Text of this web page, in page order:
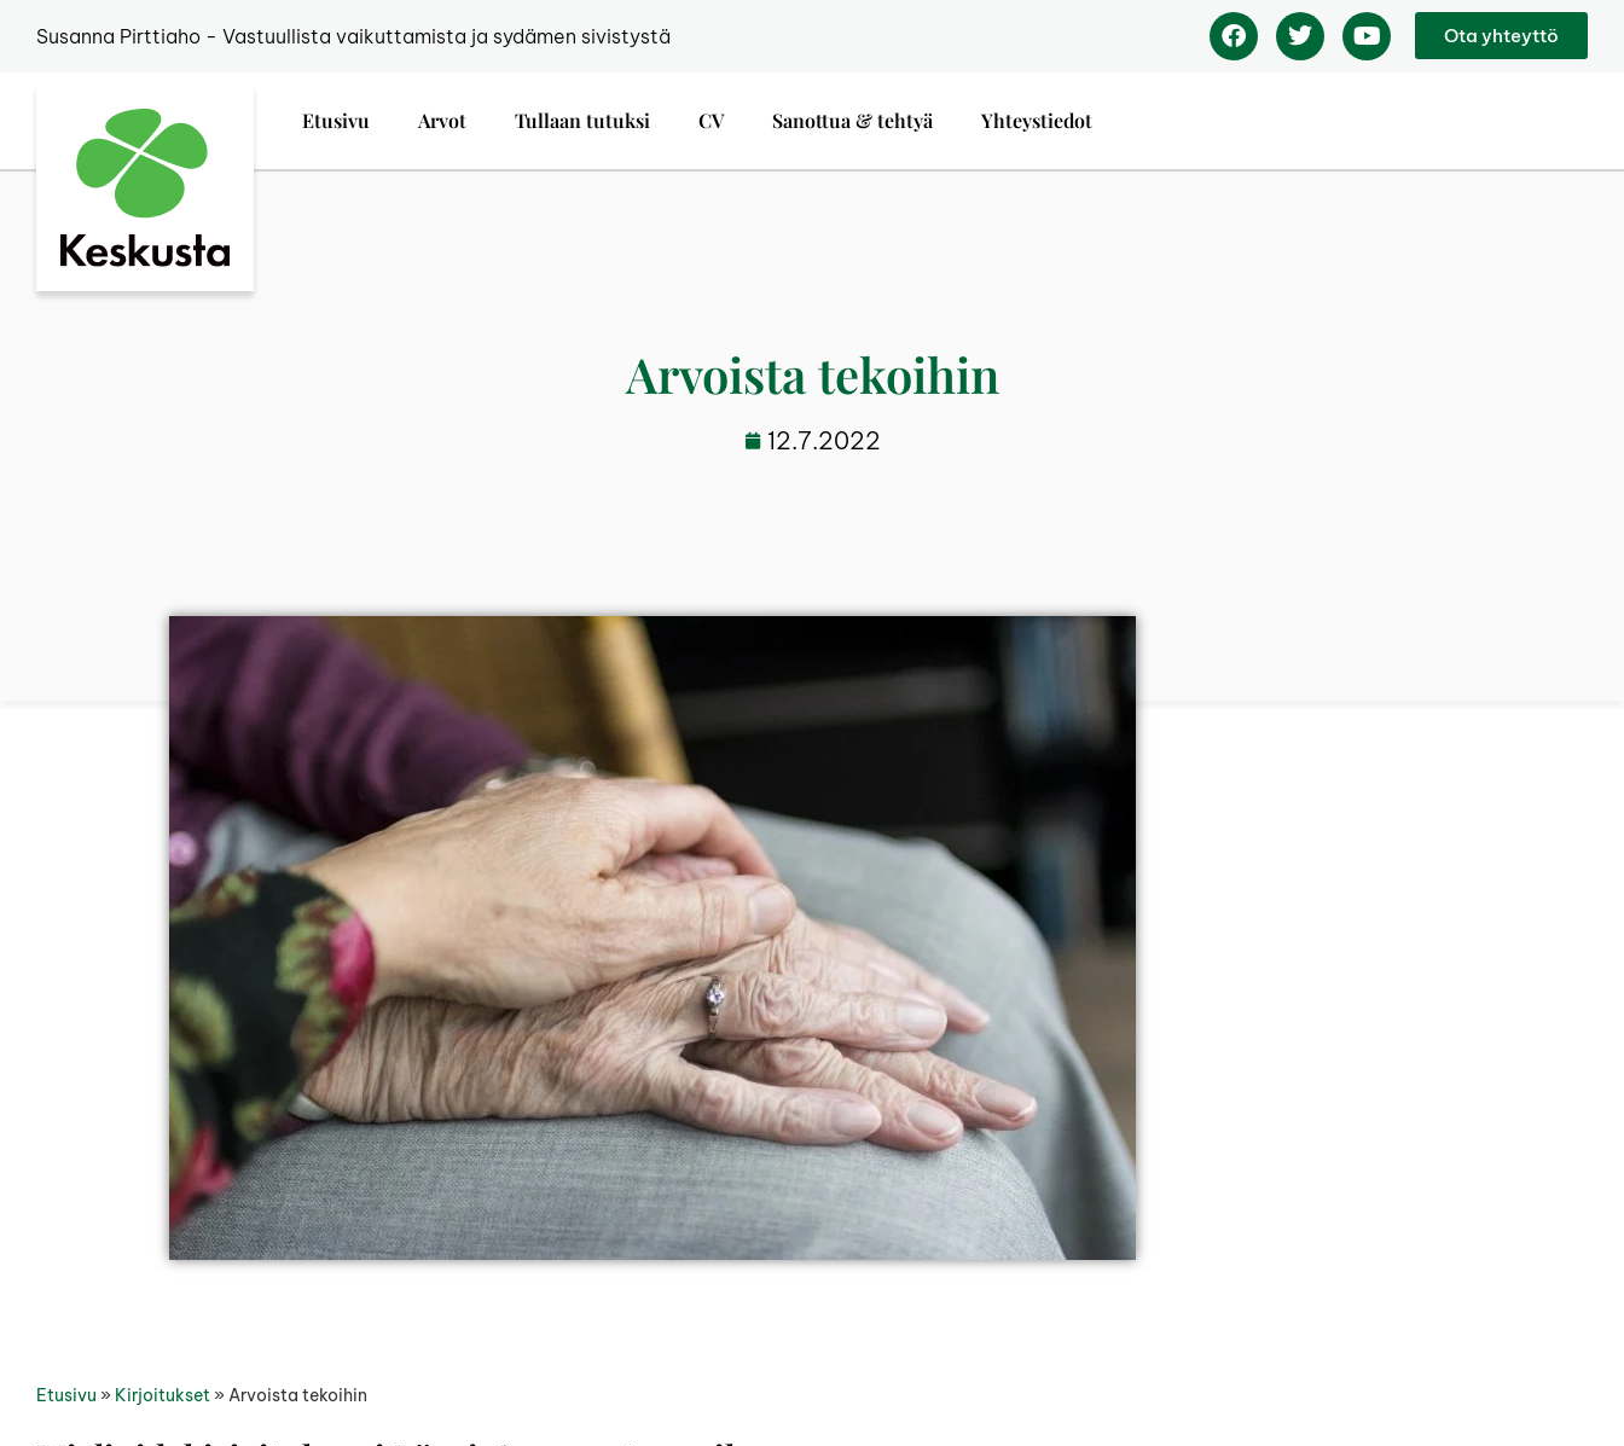
Susanna Pirttiaho - Vastuullista vaikuttamista ja sydämen sivistystä Ota yhteyttö
Etusivu Arvot Tullaan tutuksi CV Sanottua & tehtyä Yhteystiedot
Arvoista tekoihin
12.7.2022
Etusivu » Kirjoitukset » Arvoista tekoihin